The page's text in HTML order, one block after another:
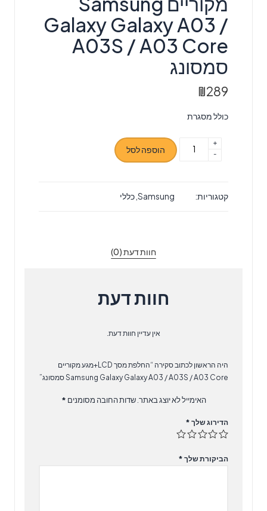
Galaxy Galaxy A03 /
A03S / A03 Core
סמסונג
₪289
כולל מסגרת
כמות
LCD+מגע
-
+
הוספה לסל
קטגוריות: Samsung כללי
חוות דעת (0)
חוות דעת
אין עדיין חוות דעת.
היה הראשון לכתוב סקירה “החלפת מסך LCD+מגע מקוריים
Samsung Galaxy Galaxy A03 / A03S / A03 Core סמסונג”
האימייל לא יוצג באתר. שדות החובה מסומנים *
הדירוג שלך *
הביקורת שלך *